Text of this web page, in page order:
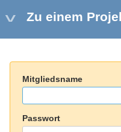
Zu einem
Mitgliedsname
Passwort